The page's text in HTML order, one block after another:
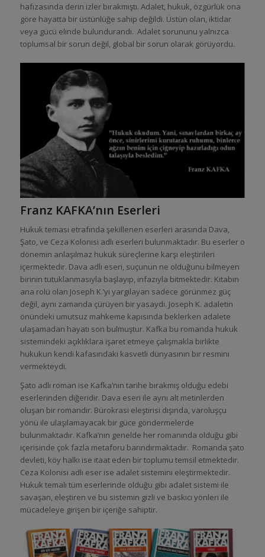
hafızasında derin izler bırakmıştı. Adalet, hukuk, özgürlük ona
göre hayatta bir üstünlüğe sahip değildi. Üstün olan, iktidar
veya gücü elinde bulundurandı. Adalet sorununu yalnızca
toplumsal bir sorun değil, global bir sorun olarak görüyordu.
Franz KAFKA’nın Eserleri
Hukuk teması etrafında şekillenen eserleri arasında Dava,
Şato, ve Ceza Kolonisi adlı eserleri bulunmaktadır. Bu eserler o
dönemin anlaşılmaz hukuk süreçlerine karşı eleştirileri
içermektedir. Dava adlı eseri, suçunun ne olduğunu bilmeyen
birinin tutuklanmasıyla başlayıp, infazıyla bitmektedir. Kitabın
ana rolü olan Joseph K.’yi yargılayan sadece görünmez güç
değil, aynı zamanda çürüyen bir yasaydı. Joseph K. adaletin
önündeki umutsuz mahkeme kapısında beklerken adalete
ulaşamadan hayatı son bulmuştur. Kafka bu romanda hukuk
sistemindeki açıklıklara işaret etmeye çalışmakla birlikte
hukukun kendi kafasındaki kasvetli dünyasının bir resmini
vermekteydi.
Şato adlı roman ise Kafka’nın tarihe bırakmış olduğu edebi
eserlerinden diğeridir. Dava eseri ile aynı alt metinlerden
oluşan bir romandır. Bürokrasi eleştirisi dışında, varoluşçu
yönü ile ulaşılamayacak bir güce göndermelerde
bulunmaktadır. Kafka’nın genelde her romanında olduğu gibi
içerisinde çok fazla metaforu barındırmaktadır. Romanda şato
devleti, köy halkı ise itaat eden bir toplumu temsil etmektedir.
Ceza Kolonisi adlı eser ise adalet sistemini eleştirmektedir.
Hukuk temalı tüm eserlerinde olduğu gibi adalet sistemi ile
savaşan, eleştiren ve bu sistemin gizli ve baskıcı yönleri ile
mücadeleye girişen bir içeriğe sahiptir.